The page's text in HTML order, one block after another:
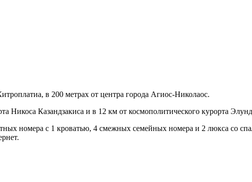
в 200 метрах от центра города Агиос-Николаос.
Никоса Казандзакиса и в 12 км от космополитического курорта
номера с 1 кроватью, 4 смежных семейных номера и 2 люкса со